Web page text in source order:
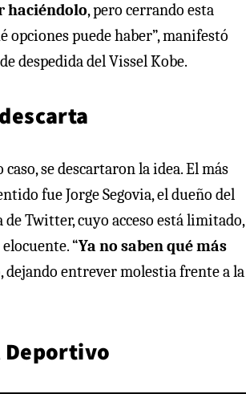
haciéndolo, pero cerrando esta
opciones puede haber”, manifestó
despedida del Vissel Kobe.
se descartaron la idea. El más
fue Jorge Segovia, el dueño del
de Twitter, cuyo acceso está limitado,
“Ya no saben qué más
dejando entrever molestia frente a la
Deportivo